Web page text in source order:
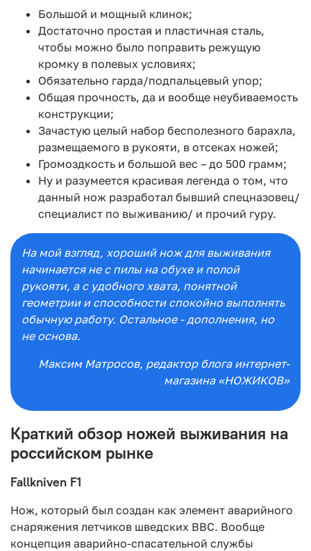
Большой и мощный клинок;
Достаточно простая и пластичная сталь,
чтобы можно было поправить режущую
кромку в полевых условиях;
Обязательно гарда/подпальцевый упор;
Общая прочность, да и вообще неубиваемость
конструкции;
Зачастую целый набор бесполезного барахла,
размещаемого в рукояти, в отсеках ножей;
Громоздкость и большой вес – до 500 грамм;
Ну и разумеется красивая легенда о том, что
данный нож разработал бывший спецназовец/
специалист по выживанию/ и прочий гуру.
На мой взгляд, хороший нож для выживания
начинается не с пилы на обухе и полой
рукояти, а с удобного хвата, понятной
геометрии и способности спокойно выполнять
обычную работу. Остальное - дополнения, но
не основа.
Максим Матросов, редактор блога интернет-
магазина «НОЖИКОВ»
Краткий обзор ножей выживания на
российском рынке
Fallkniven F1
Нож, который был создан как элемент аварийного
снаряжения летчиков шведских ВВС. Вообще
концепция аварийно-спасательной службы